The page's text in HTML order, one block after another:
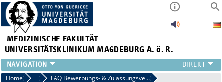
MEDIZINISCHE FAKULTÄT
UNIVERSITÄTSKLINIKUM MAGDEBURG A. ö. R.
INSTITUTE
Home Bewerbung & Zulassung FAQ Bewerbungs- & Zulassungsverfahren 2026/27